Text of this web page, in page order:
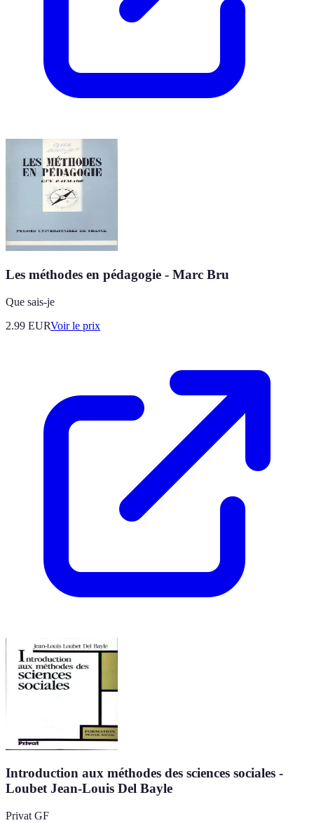
Les méthodes en pédagogie - Marc Bru
Que sais-je
2.99 EURVoir le prix
Introduction aux méthodes des sciences sociales -
Loubet Jean-Louis Del Bayle
Privat GF